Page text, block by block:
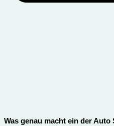
Was genau macht ein der